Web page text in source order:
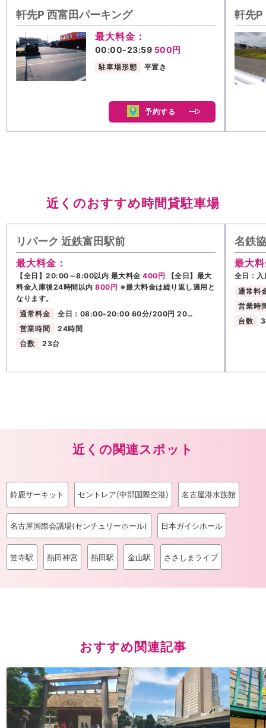
軒先P 西富田パーキング
最大料金：
00:00-23:59 500円
駐車場形態 平置き
予約する
軒先P
近くのおすすめ時間貸駐車場
リパーク 近鉄富田駅前
最大料金：
【全日】20:00～8:00以内 最大料金400円
【全日】最大
料金入庫後24時間以内800円 ※最大料金は繰り返し適用と
なります。
通常料金
全日：08:00-20:00 60分/200円 20…
営業時間
24時間
台数
23台
名鉄
最大
全日：
通常料
営業時
台数
近くの関連スポット
鈴鹿サーキット セントレア(中部国際空港) 名古屋港水族館
名古屋国際会議場(センチュリーホール) 日本ガイシホール
笠寺駅 熱田神宮 熱田駅 金山駅 ささしまライブ
おすすめ関連記事